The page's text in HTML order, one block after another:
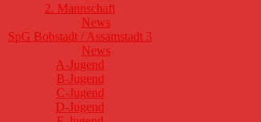
2. Mannschaft
News
SpG Bobstadt / Assamstadt 3
News
A-Jugend
B-Jugend
C-Jugend
D-Jugend